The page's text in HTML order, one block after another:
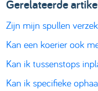
Gerelateerde
Zijn mijn spullen
Kan een koerier ook
Kan ik tussenstops
Kan ik specifieke